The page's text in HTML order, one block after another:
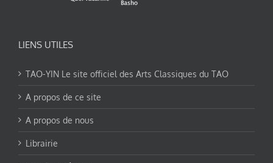
LIENS UTILES
TAO-YIN Le site officiel des Arts Classiques du TAO
A propos de ce site
A propos de nous
Librairie